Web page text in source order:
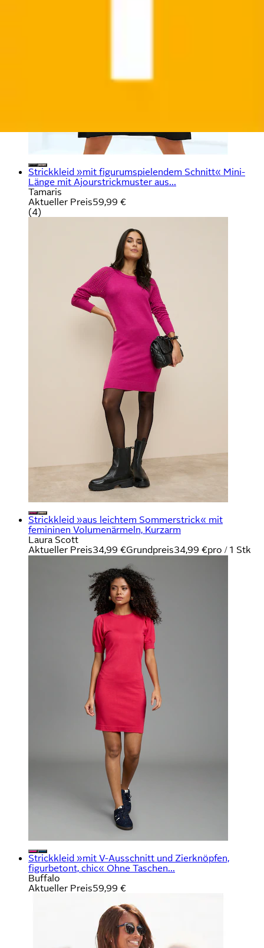
Strickkleid »mit figurumspielendem Schnitt« Mini-
Länge mit Ajourstrickmuster aus...
Tamaris
Aktueller Preis59,99 €
(4)
Strickkleid »aus leichtem Sommerstrick« mit
femininen Volumenärmeln, Kurzarm
Laura Scott
Aktueller Preis34,99 €Grundpreis34,99 €pro / 1 Stk
Strickkleid »mit V-Ausschnitt und Zierknöpfen,
figurbetont, chic« Ohne Taschen...
Buffalo
Aktueller Preis59,99 €